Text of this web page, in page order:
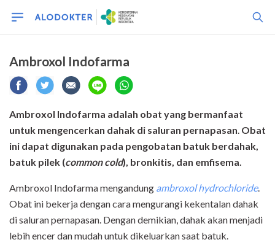
Ambroxol Indofarma
Ambroxol Indofarma adalah obat yang bermanfaat
untuk mengencerkan dahak di saluran pernapasan. Obat
ini dapat digunakan pada pengobatan batuk berdahak,
batuk pilek (common cold), bronkitis, dan emfisema.
Ambroxol Indofarma mengandung ambroxol hydrochloride.
Obat ini bekerja dengan cara mengurangi kekentalan dahak
di saluran pernapasan. Dengan demikian, dahak akan menjadi
lebih encer dan mudah untuk dikeluarkan saat batuk.